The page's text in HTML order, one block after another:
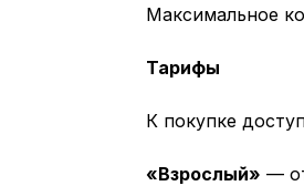
Максимальное
Тарифы
К покупке
«Взрослый» —